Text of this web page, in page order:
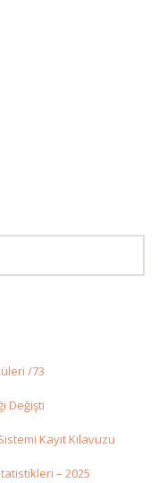
/73
Değişti
Kayıt Kılavuzu
– 2025